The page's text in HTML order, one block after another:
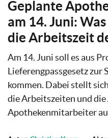
Geplante
am 14. Juni:
die Arbeitszeit
Am 14. Juni soll es aus
Lieferengpassgesetz zur
kommen. Dabei stellt
die Arbeitszeiten und
Apothekenmitarbeiter